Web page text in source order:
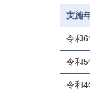
実施
令和6
令和5
令和4